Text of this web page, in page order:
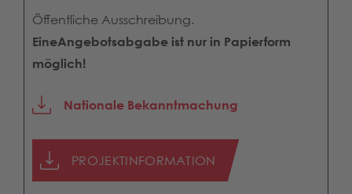
Öffentliche Ausschreibung.
EineAngebotsabgabe ist nur in Papierform
möglich!
Nationale Bekanntmachung
PROJEKTINFORMATION